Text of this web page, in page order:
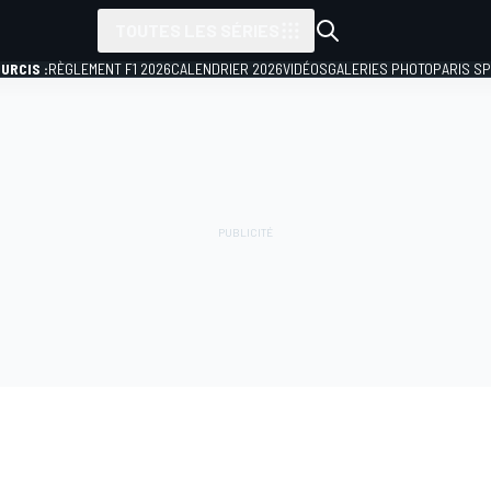
:RÈGLEMENT F1 2026CALENDRIER 2026VIDÉOSGALERIES PHOTOPARIS